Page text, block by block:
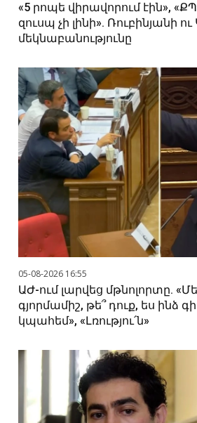
«5 րոպե վիրավորում էին»,
զուսպ չի լինի». Ռուբինյանի
մեկնաբանությունը
05-08-2026 16:55
ԱԺ-ում լարվեց մթնոլորտը.
գյորմամիշ, թե՞ դուք, ես ինձ
կպահեմ», «Լռությու՛ն»